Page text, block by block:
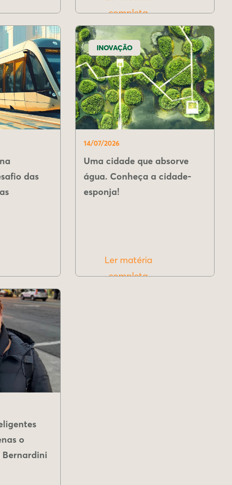
completa
das
INOVAÇÃO
14/07/2026
Uma cidade que absorve
água. Conheça a cidade-
esponja!
Ler matéria
completa
o
Bernardini